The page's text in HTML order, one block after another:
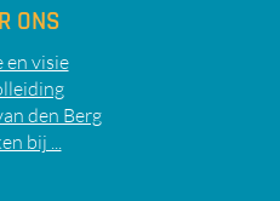
ONS
en visie
den Berg
bij ...